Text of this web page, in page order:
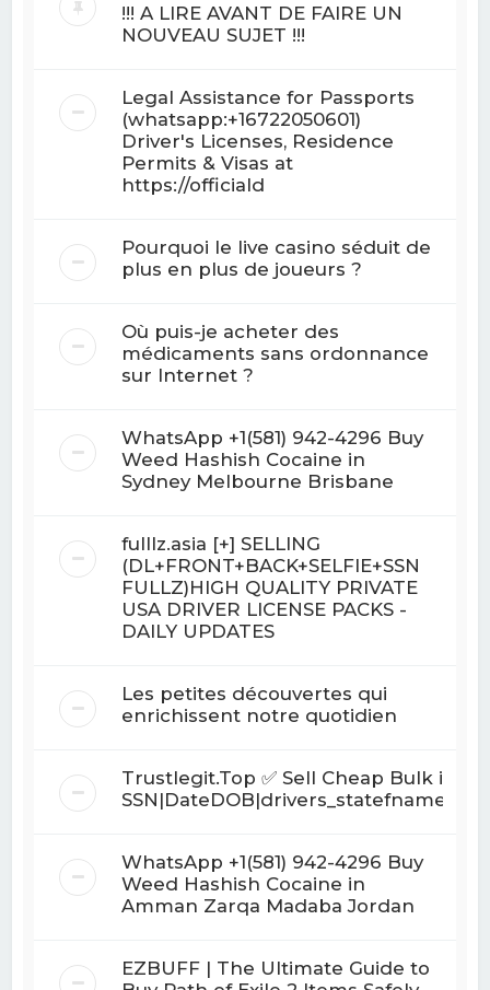
!!! A LIRE AVANT DE FAIRE UN
NOUVEAU SUJET !!!
Legal Assistance for Passports
(whatsapp:+16722050601)
Driver's Licenses, Residence
Permits & Visas at
https://officiald
Pourquoi le live casino séduit de
plus en plus de joueurs ?
Où puis-je acheter des
médicaments sans ordonnance
sur Internet ?
WhatsApp +1(581) 942-4296 Buy
Weed Hashish Cocaine in
Sydney Melbourne Brisbane
fulllz.asia [+] SELLING
(DL+FRONT+BACK+SELFIE+SSN
FULLZ)HIGH QUALITY PRIVATE
USA DRIVER LICENSE PACKS -
DAILY UPDATES
Les petites découvertes qui
enrichissent notre quotidien
Trustlegit.Top ✅ Sell Cheap Bulk info
WhatsApp +1(581) 942-4296 Buy
Weed Hashish Cocaine in
Amman Zarqa Madaba Jordan
EZBUFF | The Ultimate Guide to